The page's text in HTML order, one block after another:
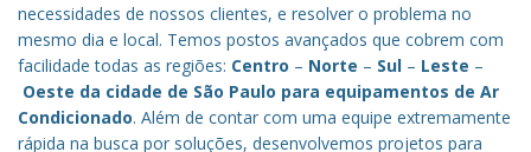
necessidades de nossos clientes, e resolver o problema no
mesmo dia e local. Temos postos avançados que cobrem com
facilidade todas as regiões: Centro – Norte – Sul – Leste –
Oeste da cidade de São Paulo para equipamentos de Ar
Condicionado. Além de contar com uma equipe extremamente
rápida na busca por soluções, desenvolvemos projetos para